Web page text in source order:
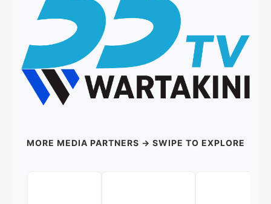
MORE MEDIA PARTNERS → SWIPE TO EXPLORE